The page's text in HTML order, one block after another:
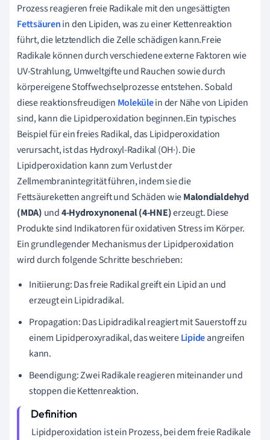
Prozess reagieren freie Radikale mit den ungesättigten
Fettsäurenin den Lipiden, was zu einer Kettenreaktion
führt, die letztendlich die Zelle schädigen kann.Freie
Radikale können durch verschiedene externe Faktoren wie
UV-Strahlung, Umweltgifte und Rauchen sowie durch
körpereigene Stoffwechselprozesse entstehen. Sobald
diese reaktionsfreudigen Molekülein der Nähe von Lipiden
sind, kann die Lipidperoxidation beginnen.Ein typisches
Beispiel für ein freies Radikal, das Lipidperoxidation
verursacht, ist das Hydroxyl-Radikal (OH·). Die
Lipidperoxidation kann zum Verlust der
Zellmembranintegrität führen, indem sie die
Fettsäureketten angreift und Schäden wieMalondialdehyd
(MDA) und4-Hydroxynonenal (4-HNE)erzeugt. Diese
Produkte sind Indikatoren für oxidativen Stress im Körper.
Ein grundlegender Mechanismus der Lipidperoxidation
wird durch folgende Schritte beschrieben:
Initiierung: Das freie Radikal greift ein Lipid an und
erzeugt ein Lipidradikal.
Propagation: Das Lipidradikal reagiert mit Sauerstoff zu
einem Lipidperoxyradikal, das weitereLipideangreifen
kann.
Beendigung: Zwei Radikale reagieren miteinander und
stoppen die Kettenreaktion.
Lipidperoxidation ist ein Prozess, bei dem freie Radikale